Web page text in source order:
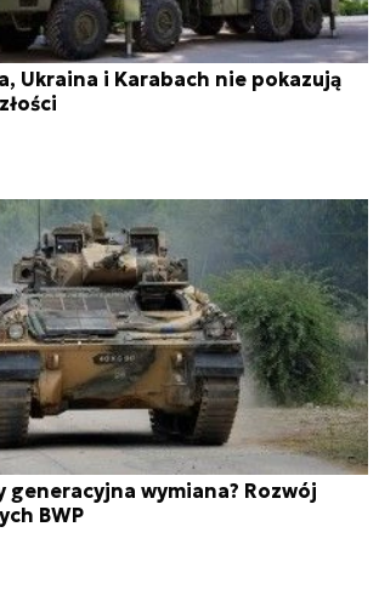
Ukraina i Karabach nie pokazują
generacyjna wymiana? Rozwój
BWP